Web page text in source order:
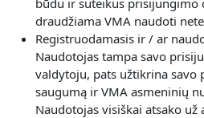
būdu ir suteikus prisijungimo
draudžiama VMA naudoti
Registruodamasis ir / ar
Naudotojas tampa savo
valdytoju, pats užtikrina
saugumą ir VMA asmeninių
Naudotojas visiškai atsako